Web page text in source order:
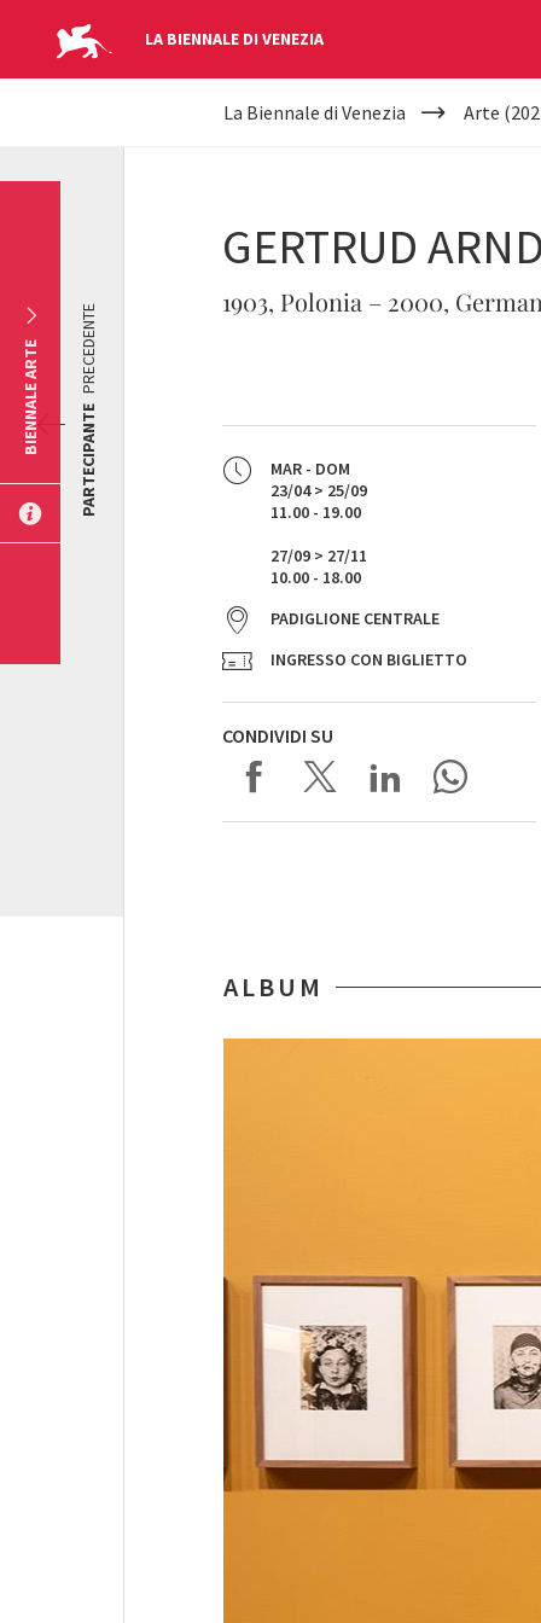
LA BIENNALE DI VENEZIA
YOUR
La Biennale di Venezia Arte
GERTRUD
1903, Polonia – 2000,
MAR - DOM
23/04 > 25/09
11.00 - 19.00
27/09 > 27/11
10.00 - 18.00
PADIGLIONE CENTRALE
INGRESSO CON BIGLIETTO
CONDIVIDI SU
PARTECIPANTE
PRECEDENTE
ALBUM
BIENNALE ARTE